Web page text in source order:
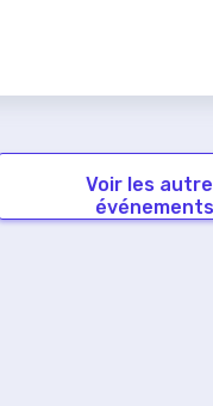
Voir les
événements